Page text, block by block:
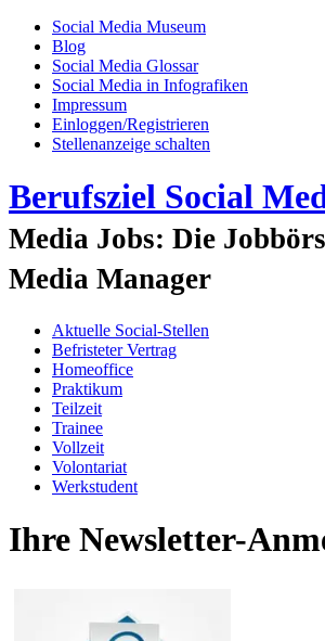
Social Media Museum
Blog
Social Media Glossar
Social Media in Infografiken
Impressum
Einloggen/Registrieren
Stellenanzeige schalten
Berufsziel Social
Media Jobs: Die
Media Manager
Aktuelle Social-Stellen
Befristeter Vertrag
Homeoffice
Praktikum
Teilzeit
Trainee
Vollzeit
Volontariat
Werkstudent
Ihre Newsletter-